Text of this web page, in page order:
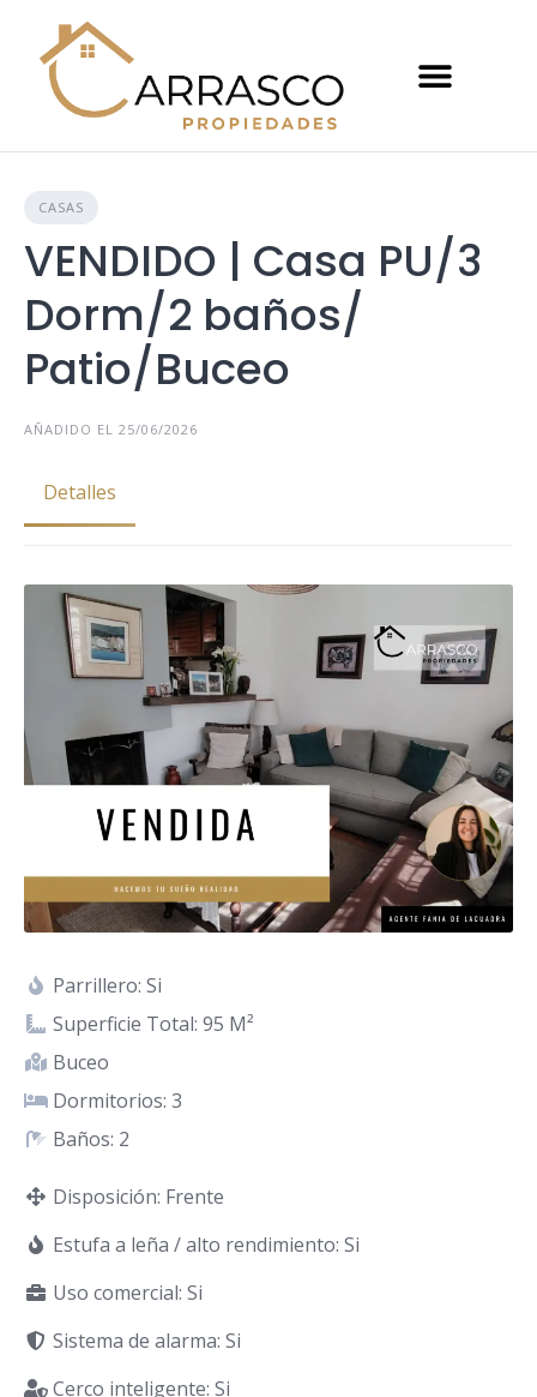
CASAS
VENDIDO | Casa PU/3
Dorm/2 baños/
Patio/Buceo
AÑADIDO EL 25/06/2026
Detalles
Parrillero: Si
Superficie Total: 95 M²
Buceo
Dormitorios: 3
Baños: 2
Disposición: Frente
Estufa a leña / alto rendimiento: Si
Uso comercial: Si
Sistema de alarma: Si
Cerco inteligente: Si